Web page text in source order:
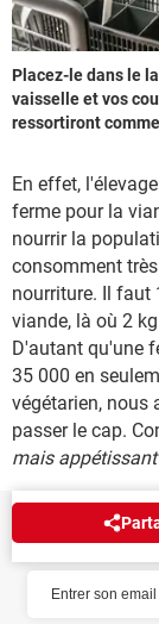
Placez-le dans le
vaisselle et vos
ressortiront
En effet,
ferme pour la
nourrir la
consomment
nourriture. Il faut
viande, là où 2
D'autant qu'une
35 000 en
végétarien, nous
passer le cap.
mais appétissant